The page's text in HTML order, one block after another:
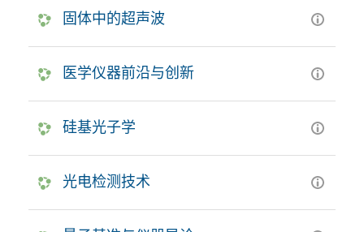
固体中的超声波
医学仪器前沿与创新
硅基光子学
光电检测技术